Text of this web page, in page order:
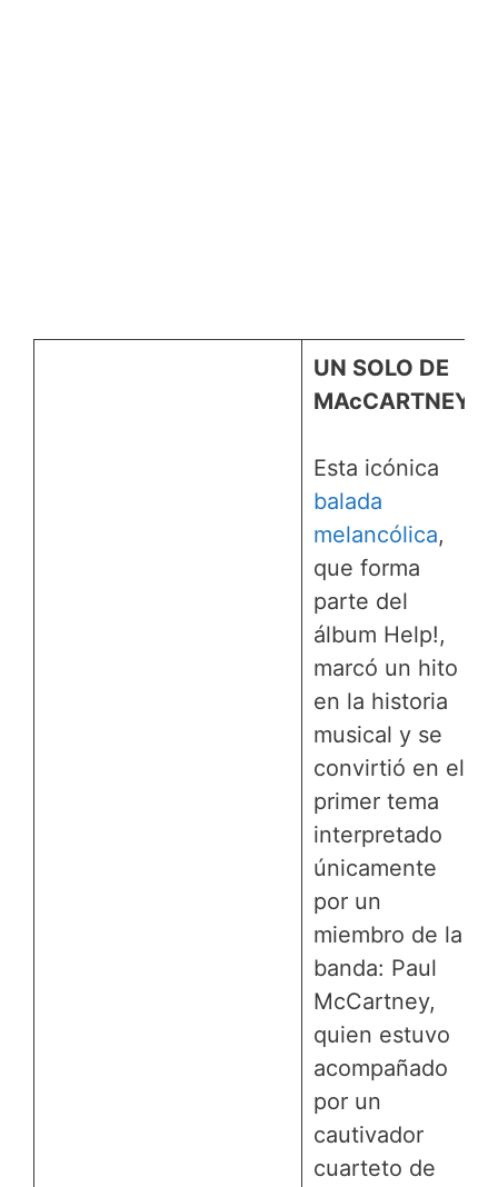
UN SOLO DE
MAcCARTNEY:
Esta icónica
balada
melancólica,
que forma
parte del
álbum Help!,
marcó un hito
en la historia
musical y se
convirtió en el
primer tema
interpretado
únicamente
por un
miembro de la
banda: Paul
McCartney,
quien estuvo
acompañado
por un
cautivador
cuarteto de